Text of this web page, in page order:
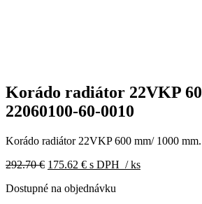
Korádo radiátor 22VKP
22060100-60-0010
Korádo radiátor 22VKP 600 mm/ 1000 mm.
292.70€ Pôvodná
bola:
175.62 €Aktuálna
je:
s DPH / ks
Dostupné na objednávku